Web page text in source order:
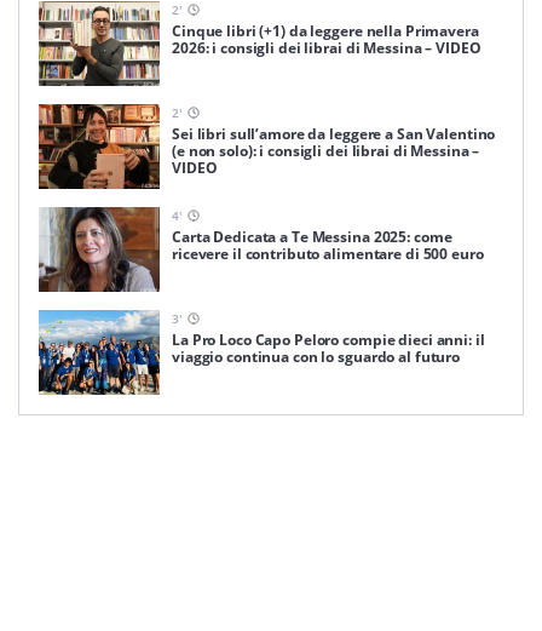
2'
Cinque libri (+1) da leggere nella Primavera
2026: i consigli dei librai di Messina – VIDEO
2'
Sei libri sull’amore da leggere a San Valentino
(e non solo): i consigli dei librai di Messina –
VIDEO
4'
Carta Dedicata a Te Messina 2025: come
ricevere il contributo alimentare di 500 euro
3'
La Pro Loco Capo Peloro compie dieci anni: il
viaggio continua con lo sguardo al futuro